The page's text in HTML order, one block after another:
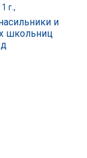
г.,
и
школьниц